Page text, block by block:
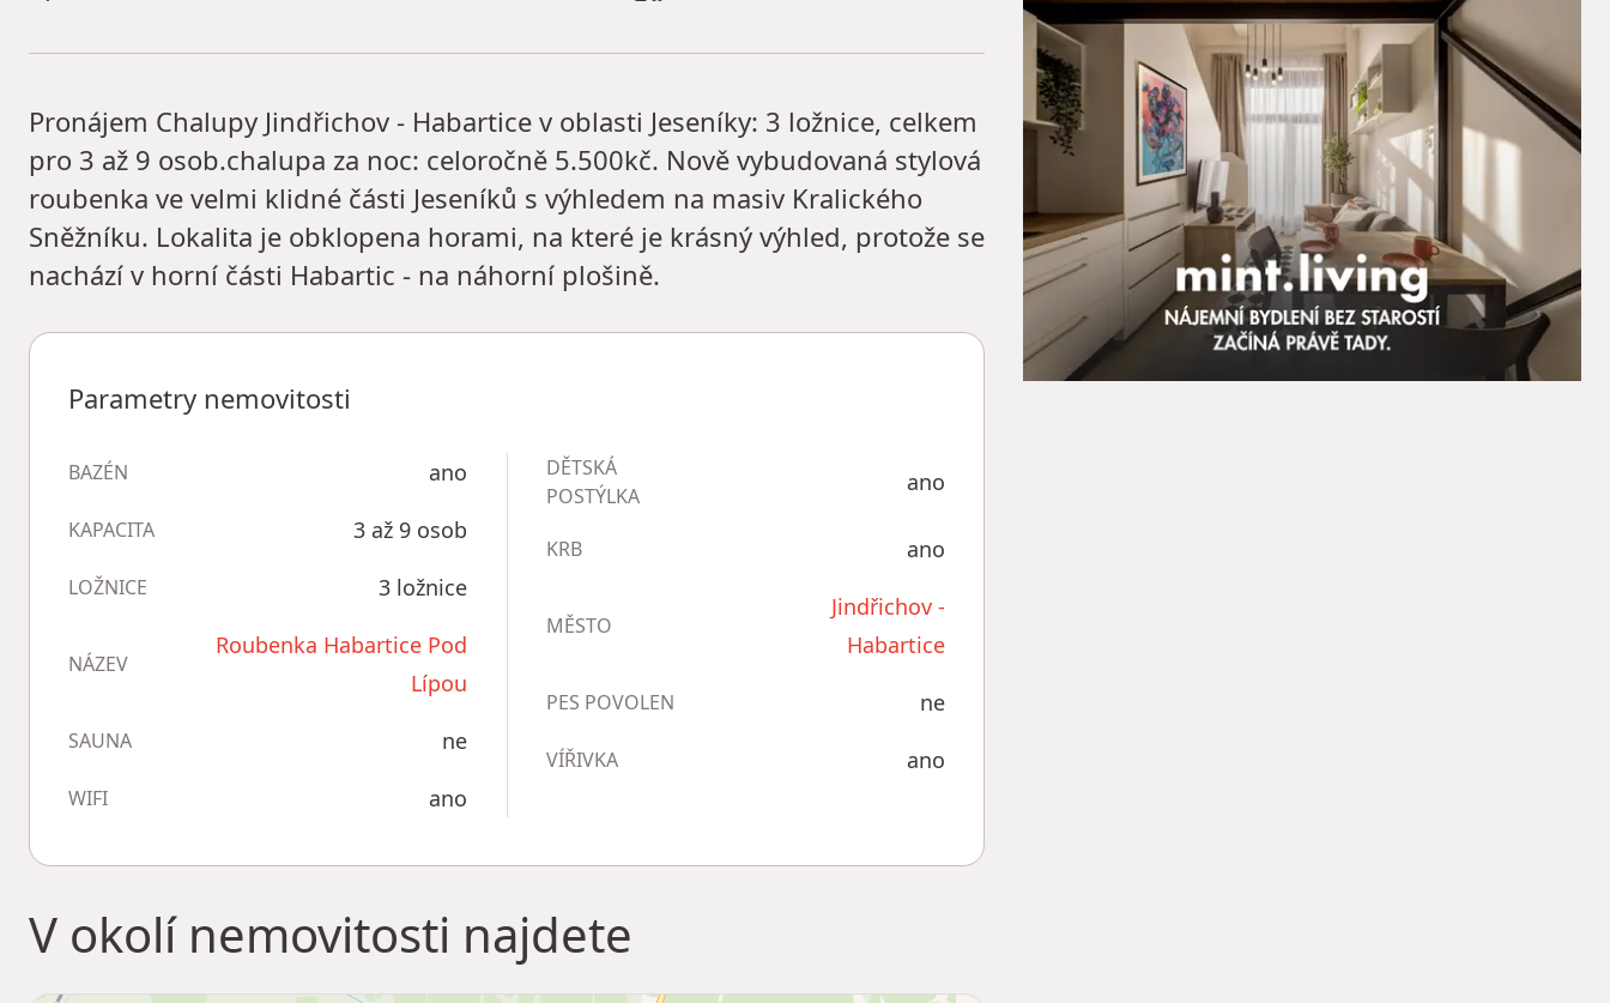
Pronájem Chalupy Jindřichov - Habartice v oblasti Jeseníky: 3 ložnice, celkem
pro 3 až 9 osob.chalupa za noc: celoročně 5.500kč. Nově vybudovaná stylová
roubenka ve velmi klidné části Jeseníků s výhledem na masiv Kralického
Sněžníku. Lokalita je obklopena horami, na které je krásný výhled, protože se
nachází v horní části Habartic - na náhorní plošině.
Parametry nemovitosti
BAZÉN ano
KAPACITA 3 až 9 osob
LOŽNICE 3 ložnice
NÁZEV
Roubenka Habartice Pod
Lípou
SAUNA ne
WIFI ano
DĚTSKÁ
POSTÝLKA
ano
KRB ano
MĚSTO
Jindřichov -
Habartice
PES POVOLEN ne
VÍŘIVKA ano
V okolí nemovitosti najdete